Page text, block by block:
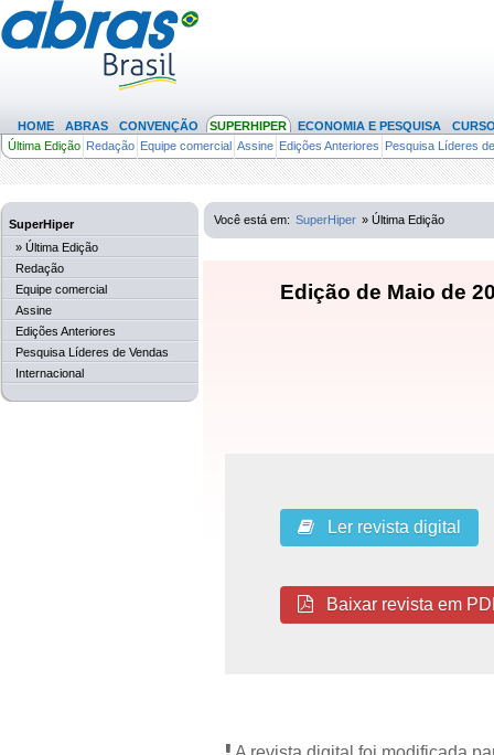
HOME ABRAS CONVENÇÃO SUPERHIPER ECONOMIA E PESQUISA
Última Edição Redação Equipe comercial Assine Edições Anteriores Pesquisa Líderes
SuperHiper
» Última Edição
Redação
Equipe comercial
Assine
Edições Anteriores
Pesquisa Líderes de Vendas
Internacional
Você está em: SuperHiper » Última Edição
Edição de Maio de
Ler revista digital
Baixar revista em